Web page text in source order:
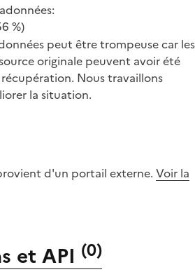
%)
peut être trompeuse car les
originale peuvent avoir été
Nous travaillons
la situation.
d'un portail externe. Voir la
et API (0)